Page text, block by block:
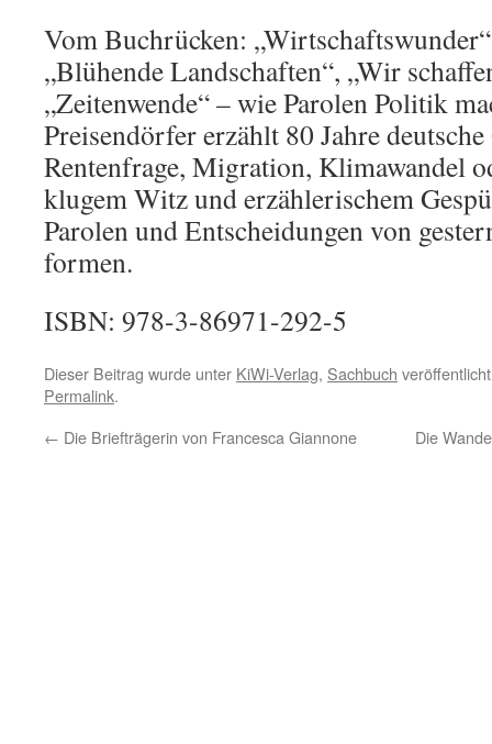
Vom Buchrücken:
„Blühende Landschaften“, „Wir
„Zeitenwende“ – wie Parolen Politik
Preisendörfer erzählt 80 Jahre
Rentenfrage, Migration, Klimawandel
klugem Witz und erzählerischem
Parolen und Entscheidungen von
formen.
ISBN: 978-3-86971-292-5
Dieser Beitrag wurde unter KiWi-Verlag, Sachbuch
Permalink.
← Die Briefträgerin von Francesca Giannone Die